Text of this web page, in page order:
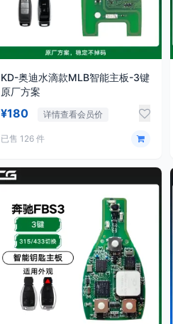
KD-奥迪水滴款MLB智能主板-3键
原厂方案
¥180 详情查看会员价
已售 126 件